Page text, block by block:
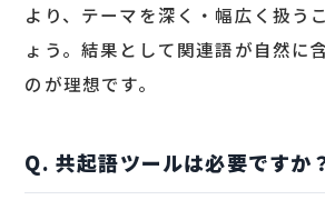
より、テーマを深く・幅広く扱う
ょう。結果として関連語が自然に
のが理想です。
Q. 共起語ツールは必要ですか